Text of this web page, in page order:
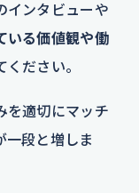
インタビューや
いる価値観や働
ください。
を適切にマッチ
一段と増しま